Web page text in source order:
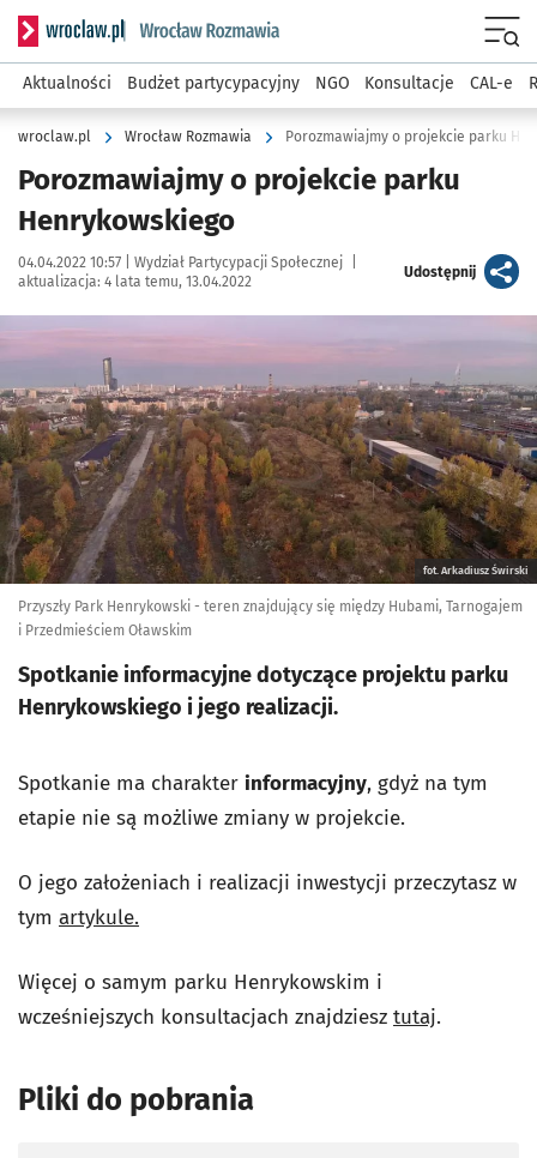
Serwis informacyjny wroclaw.pl podserwis: Rozmawia
Aktualności Budżet partycypacyjny NGO Konsultacje CAL-e
wroclaw.pl Wrocław Rozmawia Porozmawiajmy o projekcie parku
Porozmawiajmy o projekcie parku
Henrykowskiego
Data publikacji:
04.04.2022 10:57 | Autor:
Wydział Partycypacji Społecznej
aktualizacja: 4 lata temu, 13.04.2022
Udostępnijartykuł
Kliknij, aby powiększyć
fot. Arkadiusz Świrski
Przyszły Park Henrykowski - teren znajdujący się między Hubami, Tarnogajem
i Przedmieściem Oławskim
Spotkanie informacyjne dotyczące projektu parku
Henrykowskiego i jego realizacji.
Spotkanie ma charakter informacyjny, gdyż na tym
etapie nie są możliwe zmiany w projekcie.
O jego założeniach i realizacji inwestycji przeczytasz w
tym artykule.
Więcej o samym parku Henrykowskim i
wcześniejszych konsultacjach znajdziesz tutaj.
Pliki do pobrania